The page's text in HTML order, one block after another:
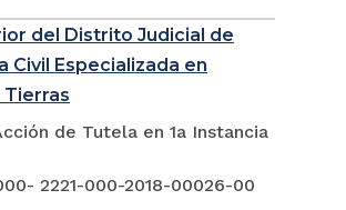
del Distrito Judicial de
Civil Especializada en
de Tutela en 1a Instancia
2221-000-2018-00026-00